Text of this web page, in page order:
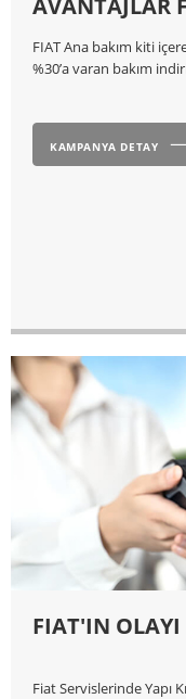
FIAT Ana bakım kiti
%30’a varan bakım
KAMPANYA DETAY
FIAT'IN OLAYI
Fiat Servislerinde Yapı